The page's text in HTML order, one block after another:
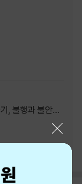
, 불행과 불안을
사람을 많이 만나